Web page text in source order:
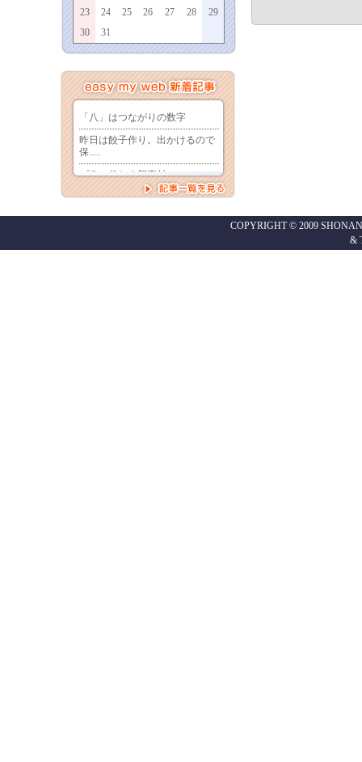
23
24 25 26 27 28
29
30
31
COPYRIGHT © 2009
&